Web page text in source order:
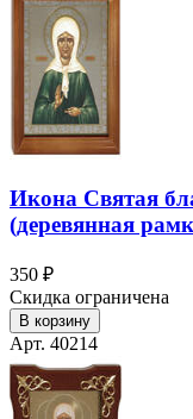
Икона Святая
(деревянная
350 ₽
Скидка ограничена
В корзину
Арт. 40214